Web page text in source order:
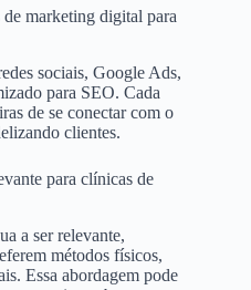
marketing digital para
sociais, Google Ads,
para SEO. Cada
de se conectar com o
clientes.
para clínicas de
a ser relevante,
métodos físicos,
Essa abordagem pode